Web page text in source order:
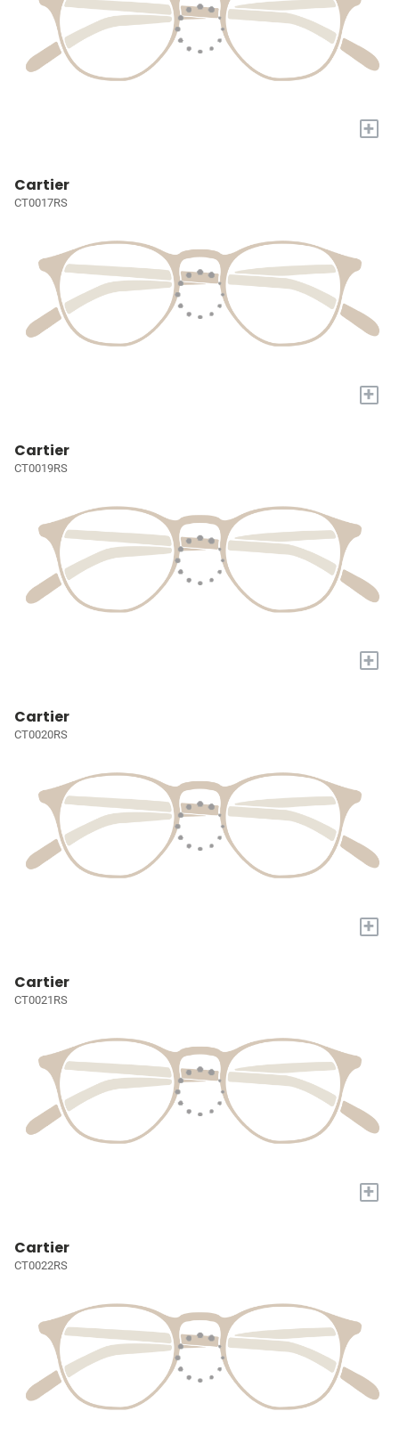
+
Cartier
CT0017RS
+
Cartier
CT0019RS
+
Cartier
CT0020RS
+
Cartier
CT0021RS
+
Cartier
CT0022RS